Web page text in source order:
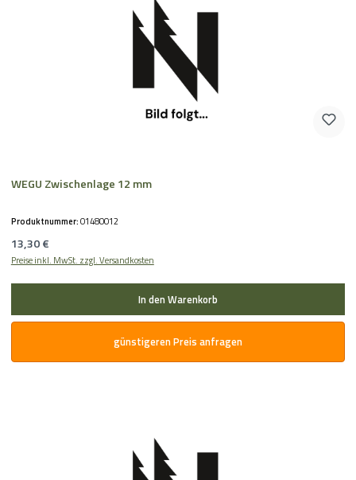
WEGU Zwischenlage 12 mm
Produktnummer:01480012
Regulärer Preis:
13,30 €
Preise inkl. MwSt. zzgl. Versandkosten
In den Warenkorb
günstigeren Preis anfragen